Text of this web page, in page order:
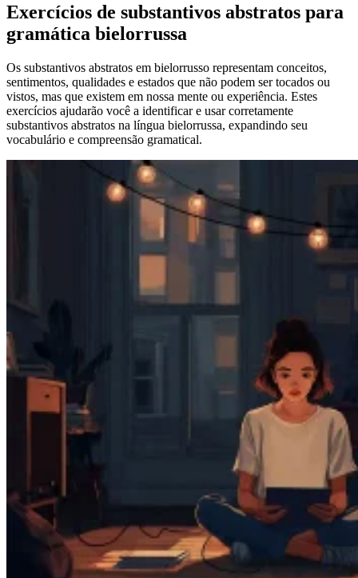
Exercícios de substantivos abstratos para
gramática bielorrussa
Os substantivos abstratos em bielorrusso representam conceitos,
sentimentos, qualidades e estados que não podem ser tocados ou
vistos, mas que existem em nossa mente ou experiência. Estes
exercícios ajudarão você a identificar e usar corretamente
substantivos abstratos na língua bielorrussa, expandindo seu
vocabulário e compreensão gramatical.